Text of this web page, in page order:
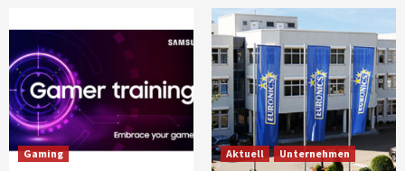
Gaming Aktuell Unternehmen